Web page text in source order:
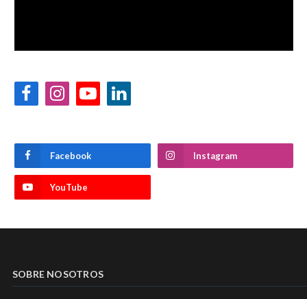
FacebookInstagramYouTubeLinkedIn
Facebook Instagram
YouTube
SOBRE NOSOTROS